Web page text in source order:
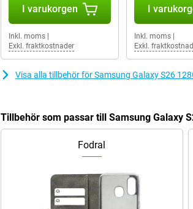
I varukorgen
Inkl. moms
Exkl. fraktkostnader
I
Inkl. moms|
Exkl.
Visa alla tillbehör för Samsung Galaxy S26
Tillbehör som passar till Samsung Galaxy
Fodral